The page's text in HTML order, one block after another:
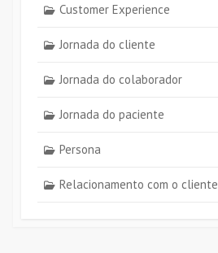
Customer Experience
Jornada do cliente
Jornada do colaborador
Jornada do paciente
Persona
Relacionamento com o cliente